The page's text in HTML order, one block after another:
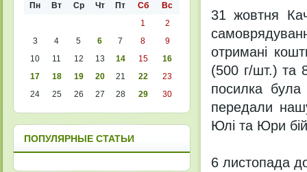
31 жовтня
отримані
(500 г/шт.) та
посилка була
передали
Юлі та Юри
6 листопада
Пн Вт Ср Чт Пт Сб
Вс
1
2
3
4 5 6 7 8
9
10
11 12 13 14 15
16
17
18 19 20 21 22
23
24
25 26 27 28 29 30
ПОПУЛЯРНЫЕ СТАТЬИ